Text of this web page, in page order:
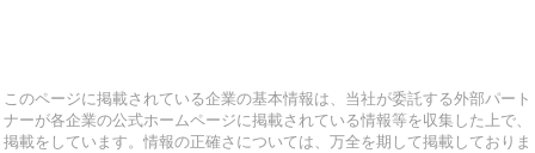
このページに掲載されている企業の基本情報は、当社が委託する外部パート
ナーが各企業の公式ホームページに掲載されている情報等を収集した上で、
掲載をしています。情報の正確さについては、万全を期して掲載しておりま